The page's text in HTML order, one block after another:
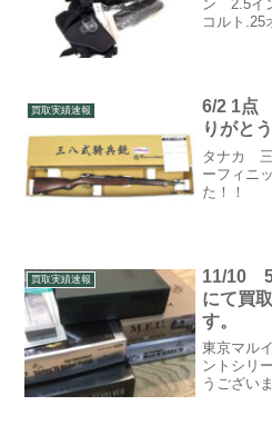
ン 2.5イ
コルト
買取実績速報
6/2 1点
りがと
タナカ 三
ーフィニ
た！！
買取実績速報
11/10 5
にて買
す。
東京マル
ントシリ
うござい